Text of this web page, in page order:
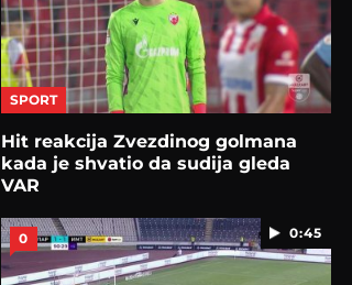
SPORT
Hit reakcija Zvezdinog golmana
kada je shvatio da sudija gleda
VAR
0:45
0